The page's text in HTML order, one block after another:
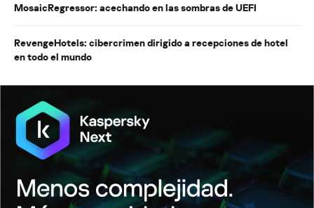
MosaicRegressor: acechando en las sombras de UEFI
RevengeHotels: cibercrimen dirigido a recepciones de hotel
en todo el mundo